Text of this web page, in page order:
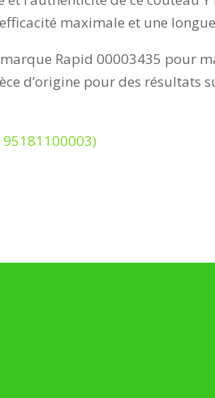
maximale et une
Rapid 00003435 pour
d’origine pour des résultats